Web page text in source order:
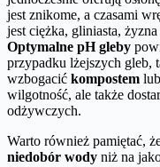
jest znikome, a czasami
jest ciężka, gliniasta,
Optymalne pH gleby
przypadku lżejszych gleb,
wzbogacić kompostem lub
wilgotność, ale także
odżywczych.
Warto również pamiętać,
niedobór wody niż na